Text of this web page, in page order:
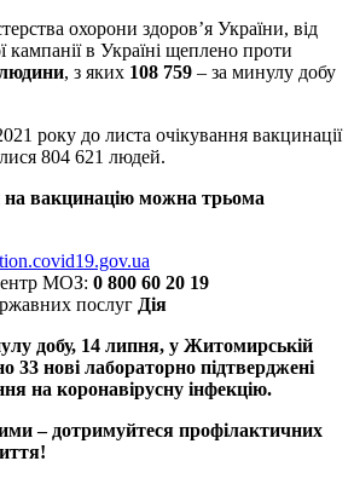
охорони здоров’я України, від
кампанії в Україні щеплено проти
, з яких 108 759 – за минулу добу
року до листа очікування вакцинації
804 621 людей.
на вакцинацію можна трьома
МОЗ: 0 800 60 20 19
послуг Дія
добу, 14 липня, у Житомирській
33 нові лабораторно підтверджені
на коронавірусну інфекцію.
– дотримуйтеся профілактичних